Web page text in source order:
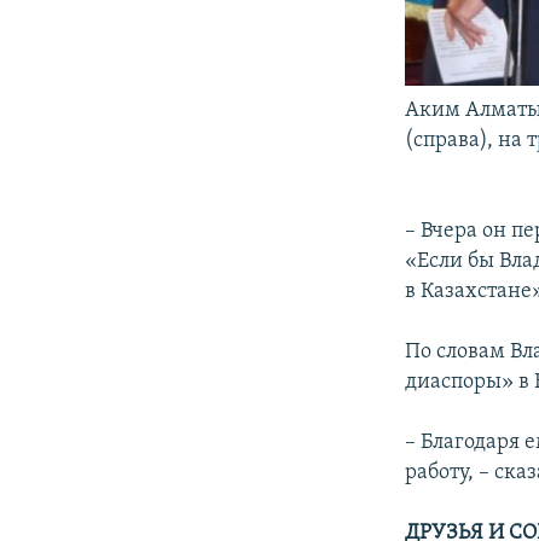
Аким Алматы
(справа), на
– Вчера он
«Если бы
в
По словам
диаспоры» в
–
работу, –
ДРУЗЬЯ И